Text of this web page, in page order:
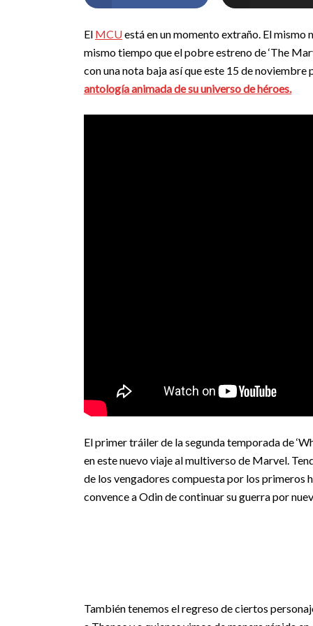
El MCUestá en un momento extraño. El mismo
mismo tiempo que el pobre estreno de ‘The
con una nota baja así que este 15 de
antología animada de su universo de héroes.
El primer tráiler de la segunda temporada de
en este nuevo viaje al multiverso de Marvel.
de los vengadores compuesta por los primeros
convence a Odin de continuar su guerra por
También tenemos el regreso de ciertos